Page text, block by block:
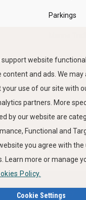
Parkings
Privacy Policy
support website
and ads. We may
use of our site with
partners. More
by our website are
Functional and
you agree with the
Learn more or manage
Policy.
Cookie Settings